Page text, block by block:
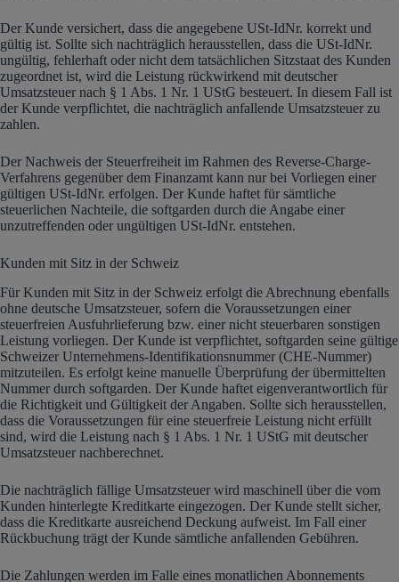
Der Kunde versichert, dass die angegebene USt-IdNr. korrekt und
gültig ist. Sollte sich nachträglich herausstellen, dass die USt-IdNr.
ungültig, fehlerhaft oder nicht dem tatsächlichen Sitzstaat des Kunden
zugeordnet ist, wird die Leistung rückwirkend mit deutscher
Umsatzsteuer nach § 1 Abs. 1 Nr. 1 UStG besteuert. In diesem Fall ist
der Kunde verpflichtet, die nachträglich anfallende Umsatzsteuer zu
zahlen.
Der Nachweis der Steuerfreiheit im Rahmen des Reverse-Charge-
Verfahrens gegenüber dem Finanzamt kann nur bei Vorliegen einer
gültigen USt-IdNr. erfolgen. Der Kunde haftet für sämtliche
steuerlichen Nachteile, die softgarden durch die Angabe einer
unzutreffenden oder ungültigen USt-IdNr. entstehen.
Kunden mit Sitz in der Schweiz
Für Kunden mit Sitz in der Schweiz erfolgt die Abrechnung ebenfalls
ohne deutsche Umsatzsteuer, sofern die Voraussetzungen einer
steuerfreien Ausfuhrlieferung bzw. einer nicht steuerbaren sonstigen
Leistung vorliegen. Der Kunde ist verpflichtet, softgarden seine gültige
Schweizer Unternehmens-Identifikationsnummer (CHE-Nummer)
mitzuteilen. Es erfolgt keine manuelle Überprüfung der übermittelten
Nummer durch softgarden. Der Kunde haftet eigenverantwortlich für
die Richtigkeit und Gültigkeit der Angaben. Sollte sich herausstellen,
dass die Voraussetzungen für eine steuerfreie Leistung nicht erfüllt
sind, wird die Leistung nach § 1 Abs. 1 Nr. 1 UStG mit deutscher
Umsatzsteuer nachberechnet.
Die nachträglich fällige Umsatzsteuer wird maschinell über die vom
Kunden hinterlegte Kreditkarte eingezogen. Der Kunde stellt sicher,
dass die Kreditkarte ausreichend Deckung aufweist. Im Fall einer
Rückbuchung trägt der Kunde sämtliche anfallenden Gebühren.
Die Zahlungen werden im Falle eines monatlichen Abonnements